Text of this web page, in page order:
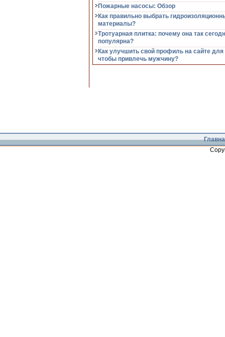
Пожарные насосы: Обзор
Как правильно выбрать
материалы?
Тротуарная плитка: почему она так
популярна?
Как улучшить свой профиль на сайте для
чтобы привлечь мужчину?